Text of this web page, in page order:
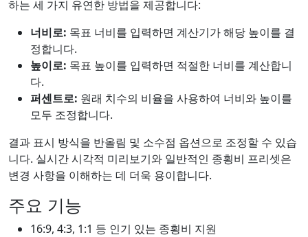
하는 세 가지 유연한 방법을 제공합니다:
너비로: 목표 너비를 입력하면 계산기가 해당 높이를 결
정합니다.
높이로: 목표 높이를 입력하면 적절한 너비를 계산합니
다.
퍼센트로: 원래 치수의 비율을 사용하여 너비와 높이를
모두 조정합니다.
결과 표시 방식을 반올림 및 소수점 옵션으로 조정할 수 있습
니다. 실시간 시각적 미리보기와 일반적인 종횡비 프리셋은
변경 사항을 이해하는 데 더욱 용이합니다.
주요 기능
16:9, 4:3, 1:1 등 인기 있는 종횡비 지원